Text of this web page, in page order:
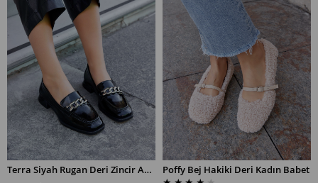
Terra Siyah Rugan Deri Zincir Aksesuarlı Kadın Loafer Poffy Bej Hakiki Deri Kadın Babet